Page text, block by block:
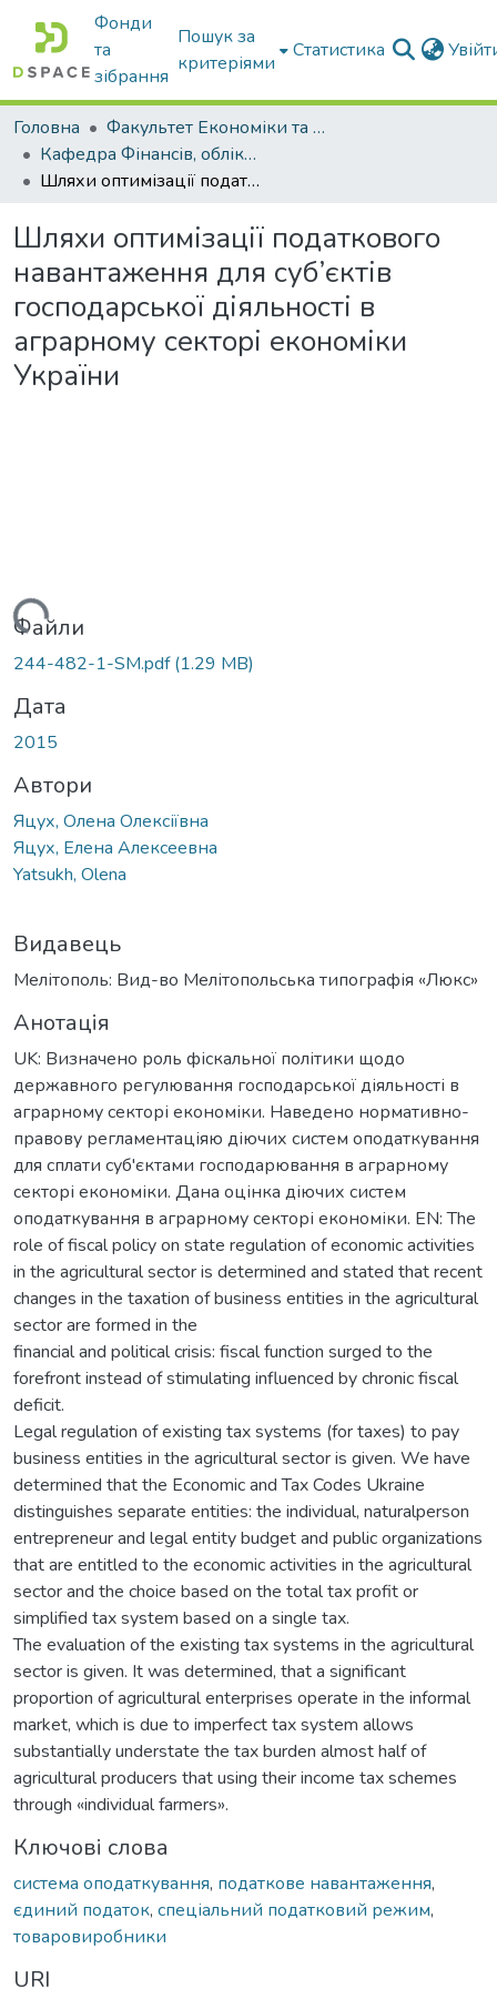
Фонди
та
зібрання
Пошук за
критеріями
Статистика
Головна
Факультет Економіки та бізнесу
Кафедра Фінансів, обліку і оподаткування
Шляхи оптимізації податкового навантаження для суб’єктів господарської діяльності в аграрному секторі економіки України
Шляхи оптимізації податкового
навантаження для суб’єктів
господарської діяльності в
аграрному секторі економіки
України
Файли
244-482-1-SM.pdf(1.29 MB)
Дата
2015
Автори
Яцух, Олена Олексіївна
Яцух, Елена Алексеевна
Yatsukh, Olena
Видавець
Мелітополь: Вид-во Мелітопольська типографія «Люкс»
Анотація
UK: Визначено роль фіскальної політики щодо
державного регулювання господарської діяльності в
аграрному секторі економіки. Наведено нормативно-
правову регламентаціяю діючих систем оподаткування
для сплати суб'єктами господарювання в аграрному
секторі економіки. Дана оцінка діючих систем
оподаткування в аграрному секторі економіки. EN: The
role of fiscal policy on state regulation of economic activities
in the agricultural sector is determined and stated that recent
changes in the taxation of business entities in the agricultural
sector are formed in the
financial and political crisis: fiscal function surged to the
forefront instead of stimulating influenced by chronic fiscal
deficit.
Legal regulation of existing tax systems (for taxes) to pay
business entities in the agricultural sector is given. We have
determined that the Economic and Tax Codes Ukraine
distinguishes separate entities: the individual, naturalperson
entrepreneur and legal entity budget and public organizations
that are entitled to the economic activities in the agricultural
sector and the choice based on the total tax profit or
simplified tax system based on a single tax.
The evaluation of the existing tax systems in the agricultural
sector is given. It was determined, that a significant
proportion of agricultural enterprises operate in the informal
market, which is due to imperfect tax system allows
substantially understate the tax burden almost half of
agricultural producers that using their income tax schemes
through «individual farmers».
Ключові слова
система оподаткування, податкове навантаження,
єдиний податок, спеціальний податковий режим,
товаровиробники
URI